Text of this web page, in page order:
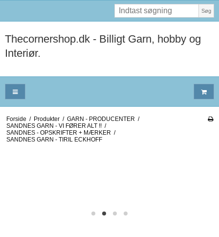
Søg
Thecornershop.dk - Billigt Garn, hobby og
Interiør.
Forside / Produkter / GARN - PRODUCENTER /
SANDNES GARN - VI FØRER ALT !! /
SANDNES - OPSKRIFTER + MÆRKER /
SANDNES GARN - TIRIL ECKHOFF